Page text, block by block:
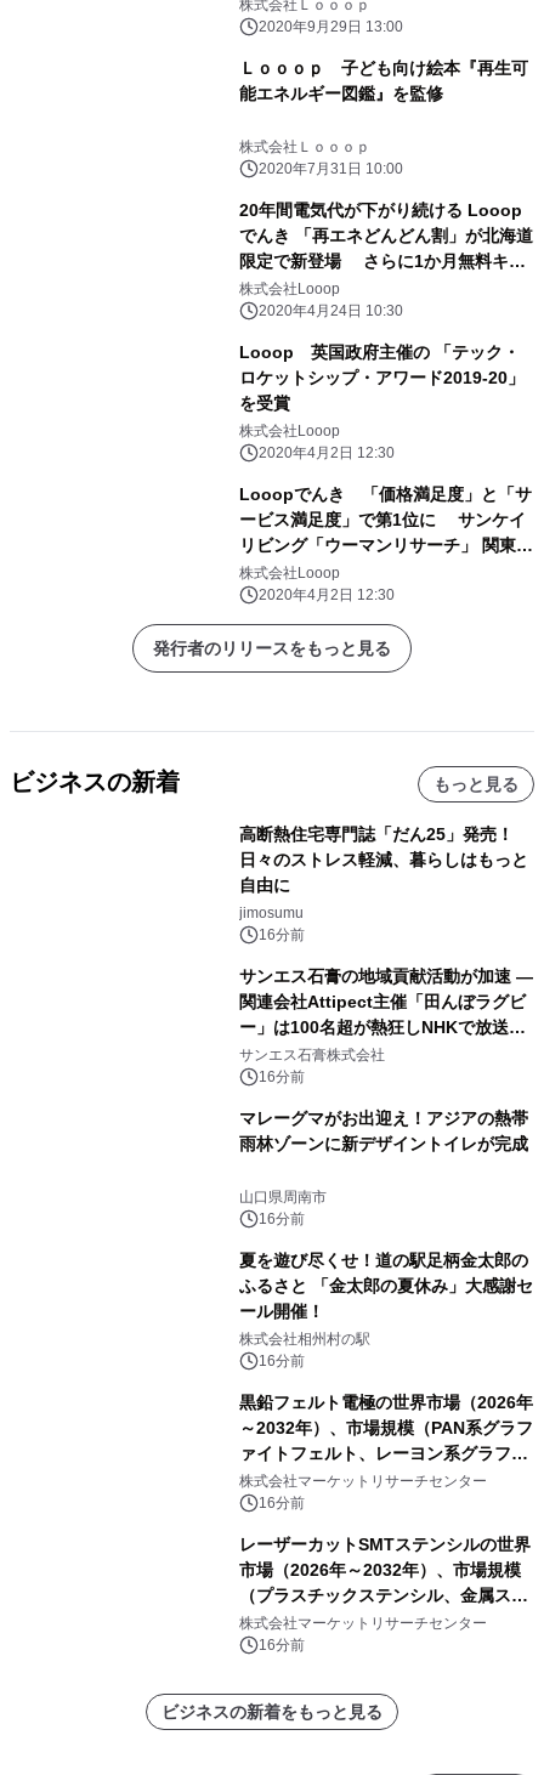
株式会社Ｌｏｏｏｐ
2020年9月29日 13:00
Ｌｏｏｏｐ 子ども向け絵本『再生可
能エネルギー図鑑』を監修
株式会社Ｌｏｏｏｐ
2020年7月31日 10:00
20年間電気代が下がり続ける Looop
でんき 「再エネどんどん割」が北海道
限定で新登場 さらに1か月無料キャ
ンペーンで節約支援
株式会社Looop
2020年4月24日 10:30
Looop 英国政府主催の 「テック・
ロケットシップ・アワード2019-20」
を受賞
株式会社Looop
2020年4月2日 12:30
Looopでんき 「価格満足度」と「サ
ービス満足度」で第1位に サンケイ
リビング「ウーマンリサーチ」 関東エ
リアの女性が選ぶ新電力ランキング
株式会社Looop
2020年4月2日 12:30
発行者のリリースをもっと見る
ビジネスの新着 もっと見る
高断熱住宅専門誌「だん25」発売！
日々のストレス軽減、暮らしはもっと
自由に
jimosumu
16分前
サンエス石膏の地域貢献活動が加速 ―
関連会社Attipect主催「田んぼラグビ
ー」は100名超が熱狂しNHKで放送さ
れました。
サンエス石膏株式会社
16分前
マレーグマがお出迎え！アジアの熱帯
雨林ゾーンに新デザイントイレが完成
山口県周南市
16分前
夏を遊び尽くせ！道の駅足柄金太郎の
ふるさと 「金太郎の夏休み」大感謝セ
ール開催！
株式会社相州村の駅
16分前
黒鉛フェルト電極の世界市場（2026年
～2032年）、市場規模（PAN系グラフ
ァイトフェルト、レーヨン系グラファ
イトフェルト、ピッチ系グラファイト
フェルト）・分析レポートを発表
株式会社マーケットリサーチセンター
16分前
レーザーカットSMTステンシルの世界
市場（2026年～2032年）、市場規模
（プラスチックステンシル、金属ステ
ンシル）・分析レポートを発表
株式会社マーケットリサーチセンター
16分前
ビジネスの新着をもっと見る